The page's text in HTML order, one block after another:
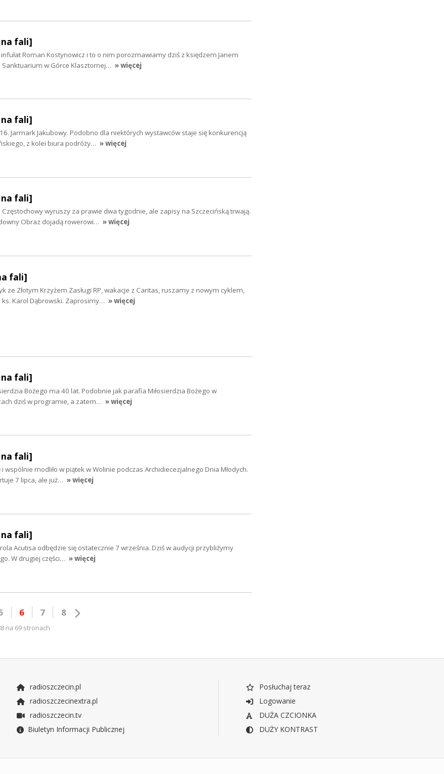
na fali]
Roman Kostynowicz i to o nim porozmawiamy dziś z księdzem Janem
w Górce Klasztornej… » więcej
na fali]
Jarmark Jakubowy. Podobno dla niektórych wystawców staje się konkurencją
z kolei biura podróży… » więcej
na fali]
wyruszy za prawie dwa tygodnie, ale zapisy na Szczecińską trwają.
Obraz dojadą rowerowi… » więcej
fali]
ze Złotym Krzyżem Zasługi RP, wakacje z Caritas, ruszamy z nowym cyklem,
Karol Dąbrowski. Zaprosimy… » więcej
na fali]
Bożego ma 40 lat. Podobnie jak parafia Miłosierdzia Bożego w
dziś w programie, a zatem… » więcej
na fali]
wspólnie modliło w piątek w Wolinie podczas Archidiecezjalnego Dnia Młodych.
7 lipca, ale już… » więcej
na fali]
Acutisa odbędzie się ostatecznie 7 września. Dziś w audycji przybliżymy
W drugiej części… » więcej
6 7 8
na 69 stronach
radioszczecin.pl
radioszczecinextra.pl
radioszczecin.tv
Biuletyn Informacji Publicznej
Posłuchaj teraz
Logowanie
DUŻA CZCIONKA
DUŻY KONTRAST